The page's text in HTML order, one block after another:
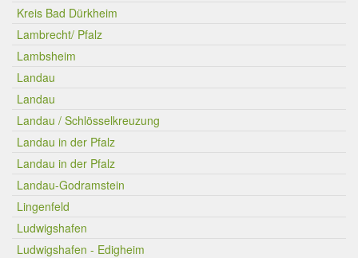
Kreis Bad Dürkheim
Lambrecht/ Pfalz
Lambsheim
Landau
Landau
Landau / Schlösselkreuzung
Landau in der Pfalz
Landau in der Pfalz
Landau-Godramstein
Lingenfeld
Ludwigshafen
Ludwigshafen - Edigheim